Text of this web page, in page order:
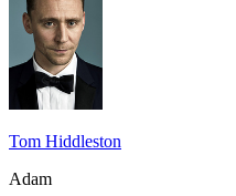
Tom Hiddleston
Adam